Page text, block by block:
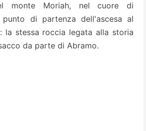
monte Moriah, nel cuore di
punto di partenza dell'ascesa al
la stessa roccia legata alla storia
da parte di Abramo.